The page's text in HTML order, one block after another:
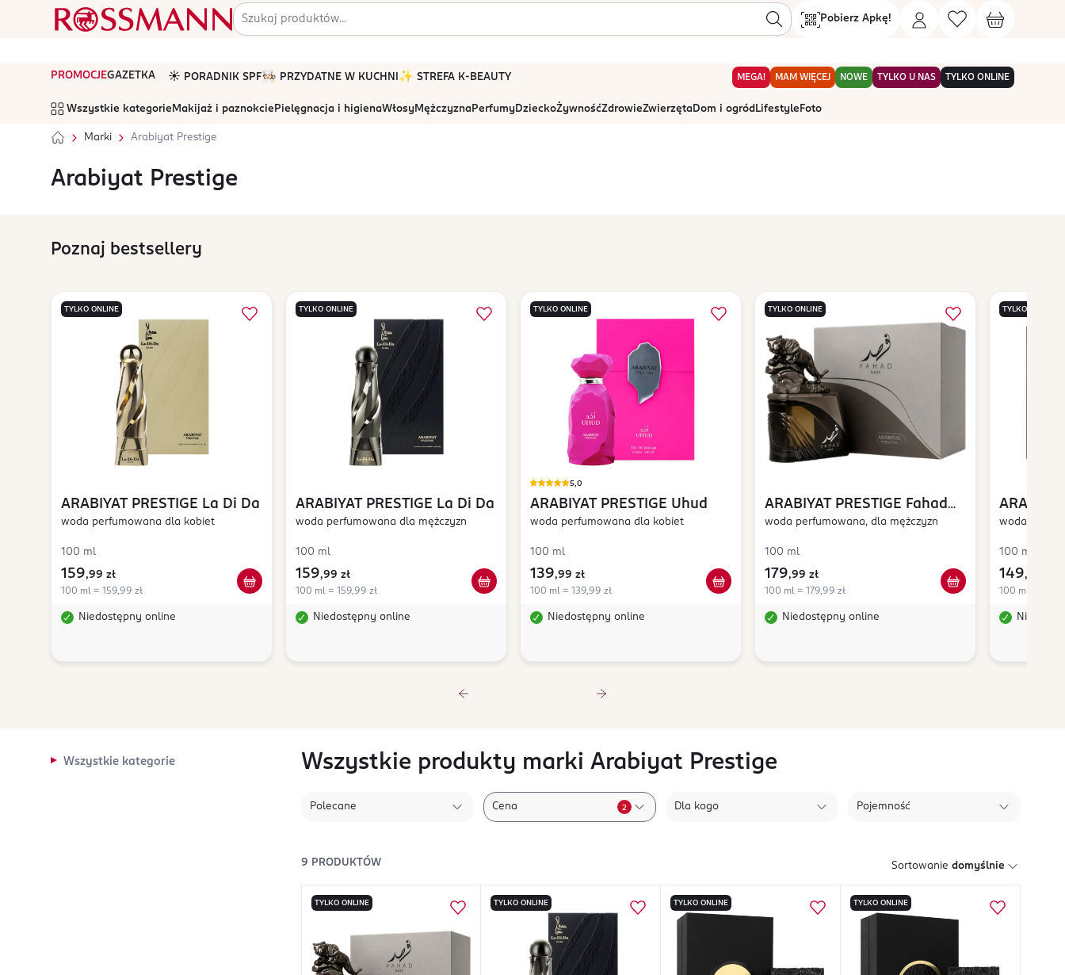
Pobierz Apkę!
PROMOCJEGAZETKA ☀️ PORADNIK SPF🧑🏻‍🍳 PRZYDATNE W KUCHNI ✨ STREFA K-BEAUTY MEGA! MAM WIĘCEJ NOWE TYLKO U NAS TYLKO ONLINE
Wszystkie kategorie Makijaż i paznokcie Pielęgnacja i higienaWłosyMężczyznaPerfumyDzieckoŻywnośćZdrowieZwierzętaDom i ogród Lifestyle Foto
Marki Arabiyat Prestige
Arabiyat Prestige
Poznaj bestsellery
TYLKO ONLINE
ARABIYAT PRESTIGE La Di Da
woda perfumowana dla kobiet
100 ml
159,99 zł
100 ml = 159,99 zł
Niedostępny online
TYLKO ONLINE
ARABIYAT PRESTIGE La Di Da
woda perfumowana dla mężczyzn
100 ml
159,99 zł
100 ml = 159,99 zł
Niedostępny online
TYLKO ONLINE
5,0
ARABIYAT PRESTIGE Uhud
woda perfumowana dla kobiet
100 ml
139,99 zł
100 ml = 139,99 zł
Niedostępny online
TYLKO ONLINE
ARABIYAT PRESTIGE Fahad
Gaze
woda perfumowana, dla mężczyzn
100 ml
179,99 zł
100 ml = 179,99 zł
Niedostępny online
TYLKO ONLINE
Absolu
woda
100 ml
149,
100 ml =
Wszystkie kategorie Wszystkie produkty marki Arabiyat Prestige
Polecane Cena 2 Dla kogo Pojemność
9 PRODUKTÓW Sortowanie domyślnie
TYLKO ONLINE TYLKO ONLINE TYLKO ONLINE TYLKO ONLINE